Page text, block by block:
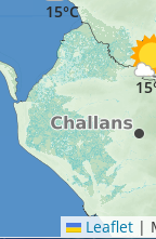
15°C
Leaflet |